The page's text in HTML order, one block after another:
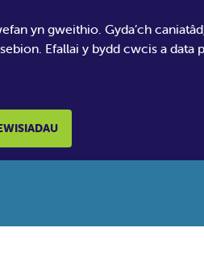
yn gweithio. Gyda’ch
Efallai y bydd cwcis a